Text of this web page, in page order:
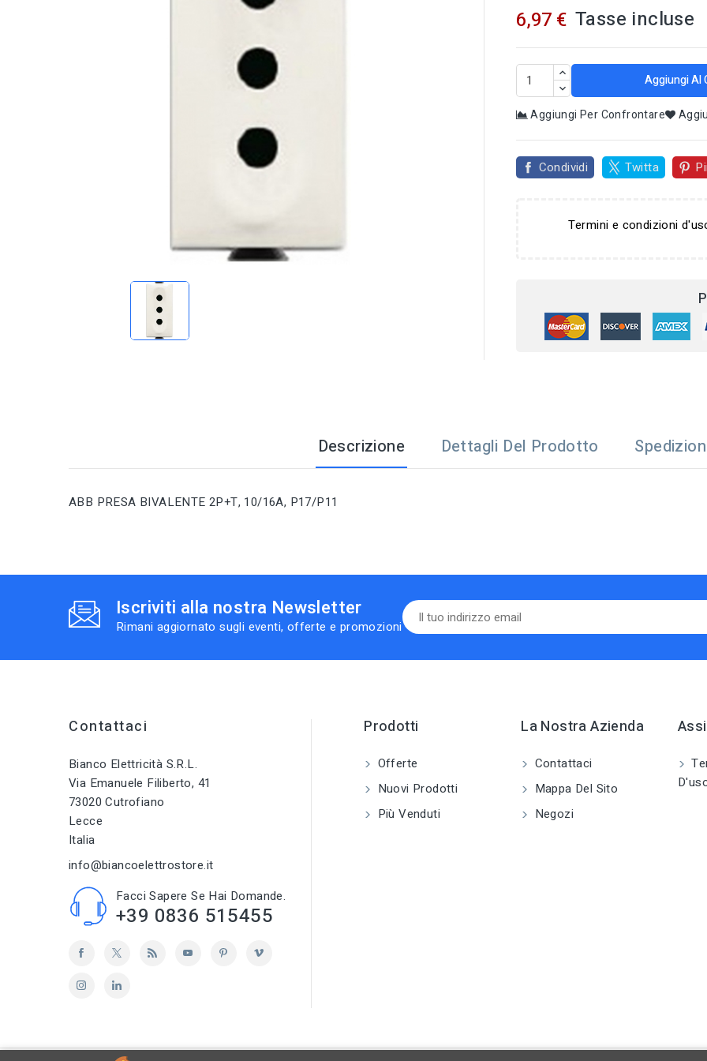
6,97 € Tasse incluse
Aggiungi Al
Aggiungi Per Confrontare
Condividi Twitta
Termini e condizioni
Descrizione Dettagli Del Prodotto
ABB PRESA BIVALENTE 2P+T, 10/16A, P17/P11
Iscriviti alla nostra Newsletter
Rimani aggiornato sugli eventi, offerte e promozioni
Contattaci
Bianco Elettricità S.r.l.
Via Emanuele Filiberto, 41
73020 Cutrofiano
Lecce
Italia
info@biancoelettrostore.it
Facci Sapere Se Hai Domande.
+39 0836 515455
Prodotti
Offerte
Nuovi Prodotti
Più Venduti
La Nostra Azienda
Contattaci
Mappa Del Sito
Negozi